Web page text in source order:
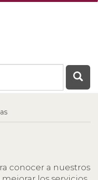
conocer a nuestros